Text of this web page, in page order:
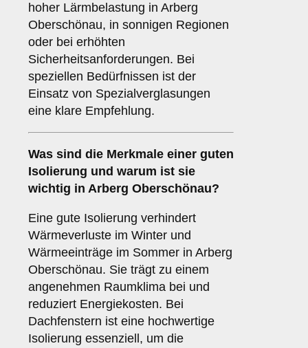
hoher Lärmbelastung in Arberg
Oberschönau, in sonnigen Regionen
oder bei erhöhten
Sicherheitsanforderungen. Bei
speziellen Bedürfnissen ist der
Einsatz von Spezialverglasungen
eine klare Empfehlung.
Was sind die Merkmale einer guten
Isolierung und warum ist sie
wichtig in Arberg Oberschönau?
Eine gute Isolierung verhindert
Wärmeverluste im Winter und
Wärmeeinträge im Sommer in Arberg
Oberschönau. Sie trägt zu einem
angenehmen Raumklima bei und
reduziert Energiekosten. Bei
Dachfenstern ist eine hochwertige
Isolierung essenziell, um die